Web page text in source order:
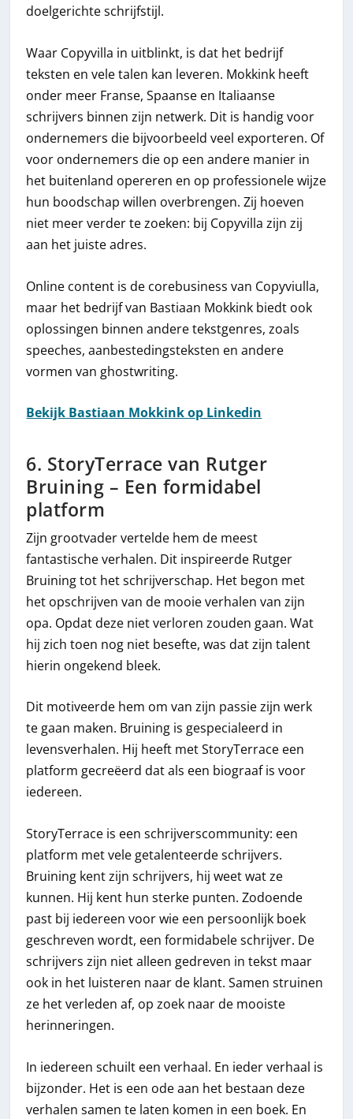
doelgerichte schrijfstijl.
Waar Copyvilla in uitblinkt, is dat het bedrijf
teksten en vele talen kan leveren. Mokkink heeft
onder meer Franse, Spaanse en Italiaanse
schrijvers binnen zijn netwerk. Dit is handig voor
ondernemers die bijvoorbeeld veel exporteren. Of
voor ondernemers die op een andere manier in
het buitenland opereren en op professionele wijze
hun boodschap willen overbrengen. Zij hoeven
niet meer verder te zoeken: bij Copyvilla zijn zij
aan het juiste adres.
Online content is de corebusiness van Copyviulla,
maar het bedrijf van Bastiaan Mokkink biedt ook
oplossingen binnen andere tekstgenres, zoals
speeches, aanbestedingsteksten en andere
vormen van ghostwriting.
Bekijk Bastiaan Mokkink op Linkedin
6. StoryTerrace van Rutger
Bruining – Een formidabel
platform
Zijn grootvader vertelde hem de meest
fantastische verhalen. Dit inspireerde Rutger
Bruining tot het schrijverschap. Het begon met
het opschrijven van de mooie verhalen van zijn
opa. Opdat deze niet verloren zouden gaan. Wat
hij zich toen nog niet besefte, was dat zijn talent
hierin ongekend bleek.
Dit motiveerde hem om van zijn passie zijn werk
te gaan maken. Bruining is gespecialeerd in
levensverhalen. Hij heeft met StoryTerrace een
platform gecreëerd dat als een biograaf is voor
iedereen.
StoryTerrace is een schrijverscommunity: een
platform met vele getalenteerde schrijvers.
Bruining kent zijn schrijvers, hij weet wat ze
kunnen. Hij kent hun sterke punten. Zodoende
past bij iedereen voor wie een persoonlijk boek
geschreven wordt, een formidabele schrijver. De
schrijvers zijn niet alleen gedreven in tekst maar
ook in het luisteren naar de klant. Samen struinen
ze het verleden af, op zoek naar de mooiste
herinneringen.
In iedereen schuilt een verhaal. En ieder verhaal is
bijzonder. Het is een ode aan het bestaan deze
verhalen samen te laten komen in een boek. En